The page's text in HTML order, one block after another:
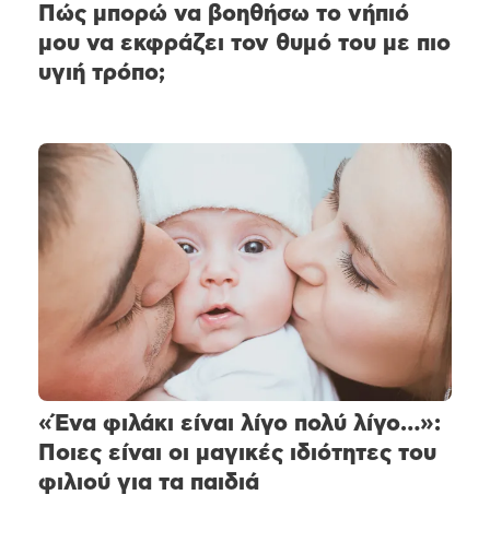
Πώς μπορώ να βοηθήσω το νήπιό
μου να εκφράζει τον θυμό του με πιο
υγιή τρόπο;
«Ένα φιλάκι είναι λίγο πολύ λίγο…»:
Ποιες είναι οι μαγικές ιδιότητες του
φιλιού για τα παιδιά